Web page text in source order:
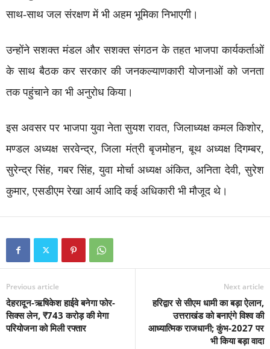
साथ-साथ जल संरक्षण में भी अहम भूमिका निभाएगी।
उन्होंने सशक्त मंडल और सशक्त संगठन के तहत भाजपा कार्यकर्ताओं
के साथ बैठक कर सरकार की जनकल्याणकारी योजनाओं को जनता
तक पहुंचाने का भी अनुरोध किया।
इस अवसर पर भाजपा युवा नेता सुयश रावत, जिलाध्यक्ष कमल किशोर,
मण्डल अध्यक्ष सरवेन्द्र, जिला मंत्री बृजमोहन, बूथ अध्यक्ष दिगम्बर,
सुरेन्द्र सिंह, गबर सिंह, युवा मोर्चा अध्यक्ष अंकित, अनिता देवी, सुरेश
कुमार, एसडीएम रेखा आर्य आदि कई अधिकारी भी मौजूद थे।
Previous article
देहरादून-ऋषिकेश हाईवे बनेगा फोर-
सिक्स लेन, ₹743 करोड़ की मेगा
परियोजना को मिली रफ्तार
Next article
हरिद्वार से सीएम धामी का बड़ा ऐलान,
उत्तराखंड को बनाएंगे विश्व की
आध्यात्मिक राजधानी; कुंभ-2027 पर
भी किया बड़ा वादा